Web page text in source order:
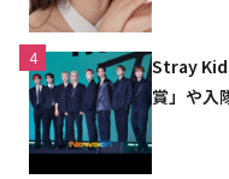
4
Stray
賞」や入